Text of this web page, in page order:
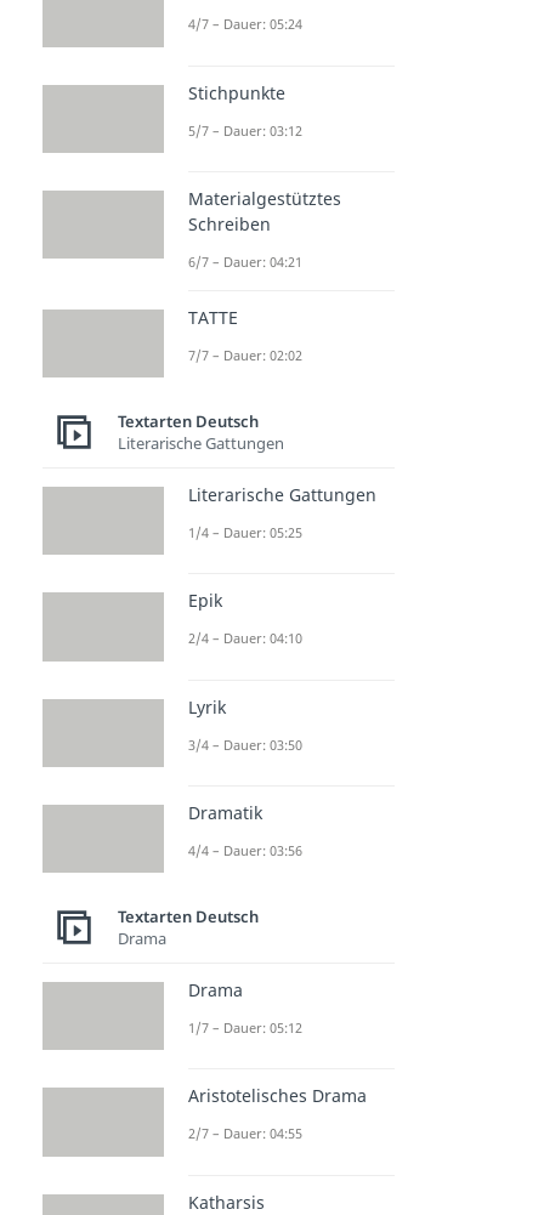
4/7 – Dauer: 05:24
Stichpunkte
5/7 – Dauer: 03:12
Materialgestütztes
Schreiben
6/7 – Dauer: 04:21
TATTE
7/7 – Dauer: 02:02
Textarten Deutsch
Literarische Gattungen
Literarische Gattungen
1/4 – Dauer: 05:25
Epik
2/4 – Dauer: 04:10
Lyrik
3/4 – Dauer: 03:50
Dramatik
4/4 – Dauer: 03:56
Textarten Deutsch
Drama
Drama
1/7 – Dauer: 05:12
Aristotelisches Drama
2/7 – Dauer: 04:55
Katharsis